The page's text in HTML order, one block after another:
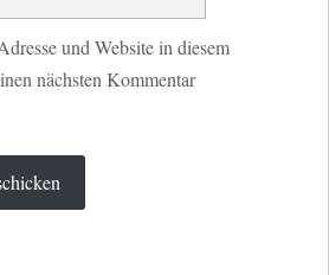
und Website in diesem
nächsten Kommentar